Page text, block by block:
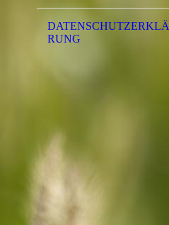
DATENSCHUTZERKLÄ
RUNG